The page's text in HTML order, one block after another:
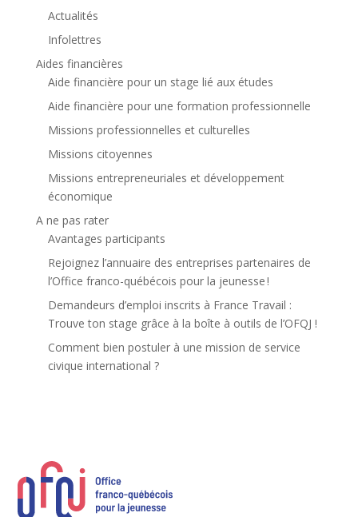
Actualités
Infolettres
Aides financières
Aide financière pour un stage lié aux études
Aide financière pour une formation professionnelle
Missions professionnelles et culturelles
Missions citoyennes
Missions entrepreneuriales et développement
économique
A ne pas rater
Avantages participants
Rejoignez l’annuaire des entreprises partenaires de
l’Office franco-québécois pour la jeunesse !
Demandeurs d’emploi inscrits à France Travail :
Trouve ton stage grâce à la boîte à outils de l’OFQJ !
Comment bien postuler à une mission de service
civique international ?